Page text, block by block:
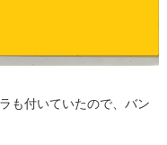
も付いていたので、バン